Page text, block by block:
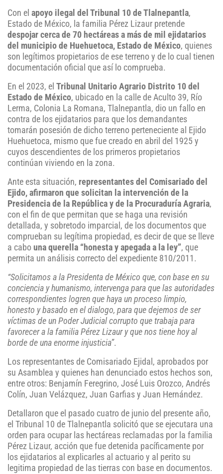
Con el apoyo ilegal del Tribunal 10 de Tlalnepantla,
Estado de México, la familia Pérez Lizaur pretende
despojar cerca de 70 hectáreas a más de mil ejidatarios
del municipio de Huehuetoca, Estado de México, quienes
son legítimos propietarios de ese terreno y de lo cual tienen
documentación oficial que así lo comprueba.
En el 2023, el Tribunal Unitario Agrario Distrito 10 del
Estado de México, ubicado en la calle de Aculto 39, Río
Lerma, Colonia La Romana, Tlalnepantla, dio un fallo en
contra de los ejidatarios para que los demandantes
tomarán posesión de dicho terreno perteneciente al Ejido
Huehuetoca, mismo que fue creado en abril del 1925 y
cuyos descendientes de los primeros propietarios
continúan viviendo en la zona.
Ante esta situación, representantes del Comisariado del
Ejido, afirmaron que solicitan la intervención de la
Presidencia de la República y de la Procuraduría Agraria,
con el fin de que permitan que se haga una revisión
detallada, y sobretodo imparcial, de los documentos que
comprueban su legítima propiedad, es decir de que se lleve
a cabo una querella “honesta y apegada a la ley”, que
permita un análisis correcto del expediente 810/2011.
“Solicitamos a la Presidenta de México que, con base en su
conciencia y humanismo, intervenga para que las autoridades
correspondientes logren que haya un proceso limpio,
honesto y basado en el dialogo, para que dejemos de ser
víctimas de un Poder Judicial corrupto que trabaja para
favorecer a la familia Pérez Lizaur y que nos tiene hoy al
borde de una enorme injusticia”.
Los representantes de Comisariado Ejidal, aprobados por
su Asamblea y quienes han denunciado estos hechos son,
entre otros: Benjamín Feregrino, José Luis Orozco, Andrés
Colín, Juan Velázquez, Juan Garfias y Juan Hernández.
Detallaron que el pasado cuatro de junio del presente año,
el Tribunal 10 de Tlalnepantla solicitó que se ejecutara una
orden para ocupar las hectáreas reclamadas por la familia
Pérez Lizaur, acción que fue detenida pacíficamente por
los ejidatarios al explicarles al actuario y al perito su
legitima propiedad de las tierras con base en documentos.